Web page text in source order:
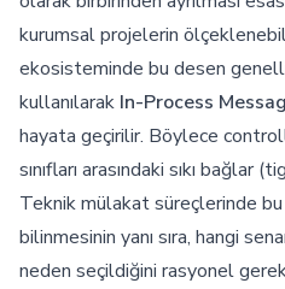
kurumsal projelerin
ekosisteminde bu desen
kullanılarak In-Process
hayata geçirilir. Böylece
sınıfları arasındaki sıkı
Teknik mülakat süreçlerinde
bilinmesinin yanı sıra, hangi
neden seçildiğini rasyonel